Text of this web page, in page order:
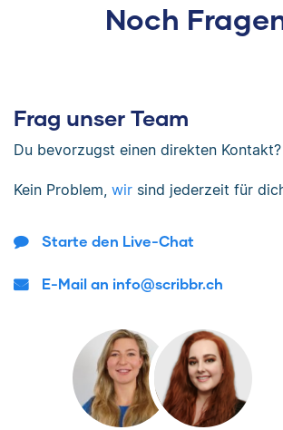
Noch
Frag unser Team
Du bevorzugst einen direkten Kontakt?
Kein Problem, wir sind jederzeit für
Starte den Live-Chat
E-Mail an info@scribbr.ch